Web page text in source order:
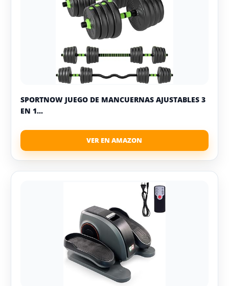
SPORTNOW JUEGO DE MANCUERNAS AJUSTABLES 3
EN 1...